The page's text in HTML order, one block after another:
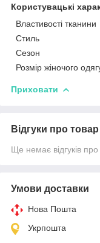
Користувацькі
Властивості тканини
Стиль
Сезон
Розмір жіночого
Приховати
Відгуки про товар
Ще немає відгуків
Умови доставки
Нова Пошта
Укрпошта